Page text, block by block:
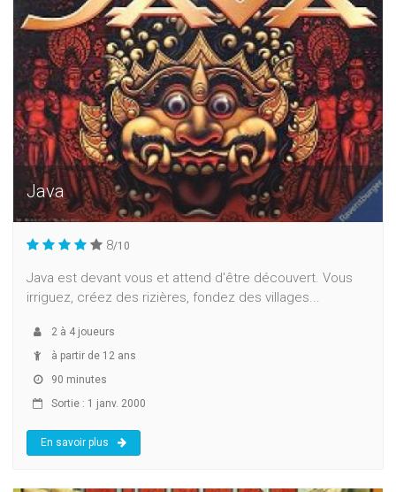
Java
8/10
Java est devant vous et attend d'être découvert. Vous
irriguez, créez des rizières, fondez des villages...
2 à 4 joueurs
à partir de 12 ans
90 minutes
Sortie : 1 janv. 2000
En savoir plus